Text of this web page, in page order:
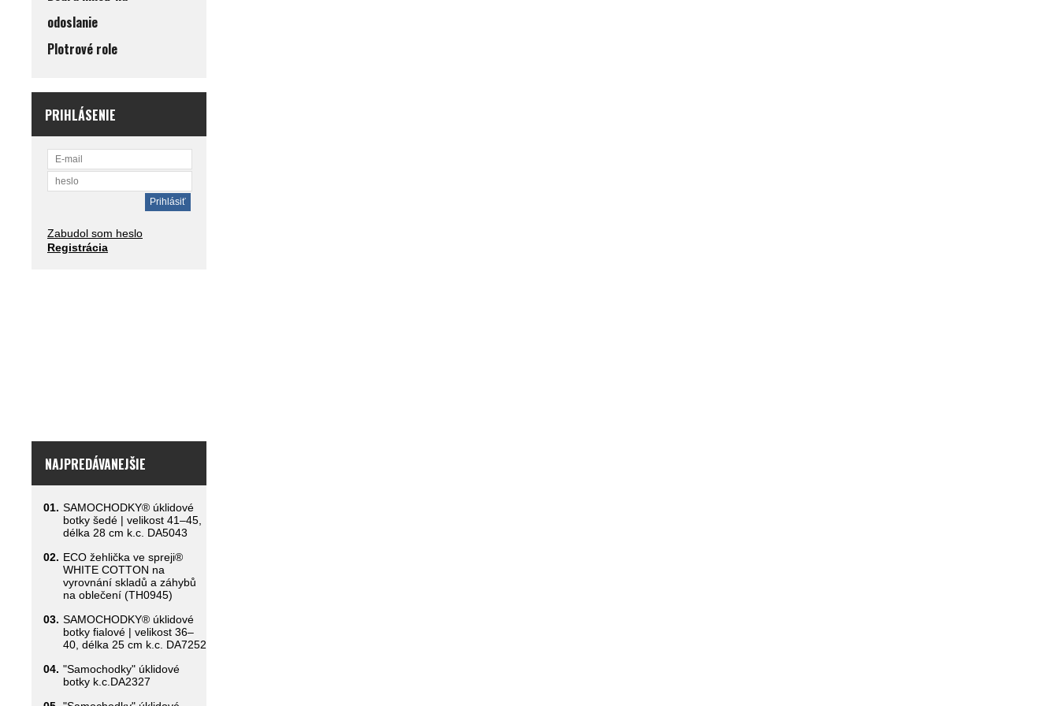
odoslanie
Plotrové role
PRIHLÁSENIE
Zabudol som heslo
Registrácia
NAJPREDÁVANEJŠIE
01. SAMOCHODKY® úklidové
botky šedé | velikost 41–45,
délka 28 cm k.c. DA5043
02. ECO žehlička ve spreji®
WHITE COTTON na
vyrovnání skladů a záhybů
na oblečení (TH0945)
03. SAMOCHODKY® úklidové
botky fialové | velikost 36–
40, délka 25 cm k.c. DA7252
04. "Samochodky" úklidové
botky k.c.DA2327